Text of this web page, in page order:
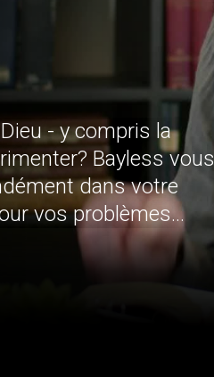
- y compris la
Bayless vous
dans votre
vos problèmes
fondant sur des